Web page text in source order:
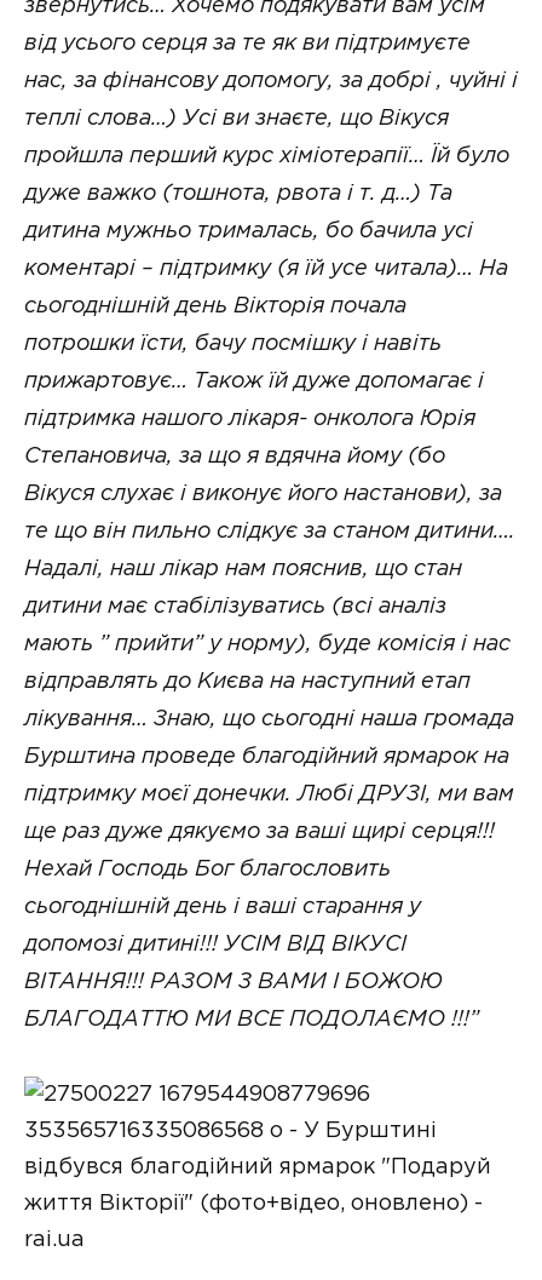
звернутись… Хочемо подякувати вам усім
від усього серця за те як ви підтримуєте
нас, за фінансову допомогу, за добрі , чуйні і
теплі слова…) Усі ви знаєте, що Вікуся
пройшла перший курс хіміотерапії… Їй було
дуже важко (тошнота, рвота і т. д…) Та
дитина мужньо трималась, бо бачила усі
коментарі – підтримку (я їй усе читала)… На
сьогоднішній день Вікторія почала
потрошки їсти, бачу посмішку і навіть
прижартовує… Також їй дуже допомагає і
підтримка нашого лікаря- онколога Юрія
Степановича, за що я вдячна йому (бо
Вікуся слухає і виконує його настанови), за
те що він пильно слідкує за станом дитини….
Надалі, наш лікар нам пояснив, що стан
дитини має стабілізуватись (всі аналіз
мають ” прийти” у норму), буде комісія і нас
відправлять до Києва на наступний етап
лікування… Знаю, що сьогодні наша громада
Бурштина проведе благодійний ярмарок на
підтримку моєї донечки. Любі ДРУЗІ, ми вам
ще раз дуже дякуємо за ваші щирі серця!!!
Нехай Господь Бог благословить
сьогоднішній день і ваші старання у
допомозі дитині!!! УСІМ ВІД ВІКУСІ
ВІТАННЯ!!! РАЗОМ З ВАМИ І БОЖОЮ
БЛАГОДАТТЮ МИ ВСЕ ПОДОЛАЄМО !!!”